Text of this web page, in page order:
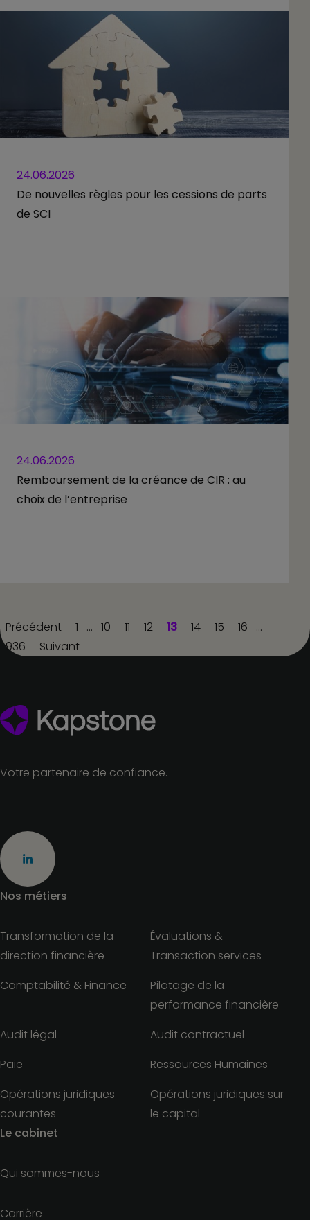
24.06.2026
De nouvelles règles pour les cessions de parts
de SCI
24.06.2026
Remboursement de la créance de CIR : au
choix de l’entreprise
Précédent 1 … 10 11 12 13 14 15 16
…
936
Suivant
Votre partenaire de confiance.
Nos métiers
Transformation de la
direction financière
Évaluations &
Transaction services
Comptabilité & Finance
Pilotage de la
performance financière
Audit légal
Audit contractuel
Paie
Ressources Humaines
Opérations juridiques
courantes
Opérations juridiques sur
le capital
Le cabinet
Qui sommes-nous
Carrière